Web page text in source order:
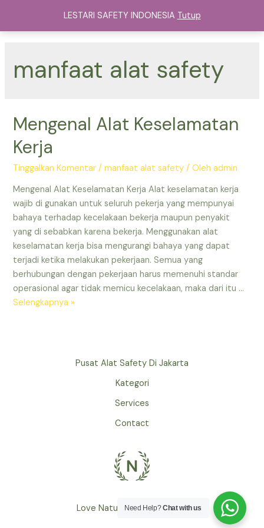
LESTARI SAFETY INDONESIA Tutup
konten
manfaat alat safety
Mengenal Alat Keselamatan
Kerja
Tinggalkan Komentar /manfaat alat safety / Olehadmin
Mengenal Alat Keselamatan Kerja Alat keselamatan kerja
wajib di gunakan untuk seluruh pekerja yang mempunyai
bahaya terhadap kecelakaan bekerja maupun penyakit
yang di sebabkan karena bekerja. Menggunakan alat
keselamatan kerja bisa mengurangi bahaya yang dapat
terjadi ketika melakukan pekerjaan. Semua yang
berhubungan dengan pekerjaan harus memenuhi standar
operasional agar tidak memicu kecelakaan, maka dari itu …
Mengenal
Selengkapnya »
Pusat Alat Safety Di Jakarta
Kategori
Services
Contact
Love Nature by Tyler Moore
Need Help?Chat with us